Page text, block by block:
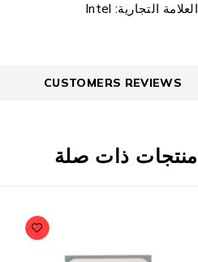
التجارية:Intel
CUSTOMERS REVIEWS
ذات صلة